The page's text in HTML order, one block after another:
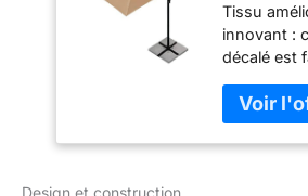
4 m
360° et
pour
arrière-
(brun
Tissu
innovant :
décalé est
avec
est
Design et construction